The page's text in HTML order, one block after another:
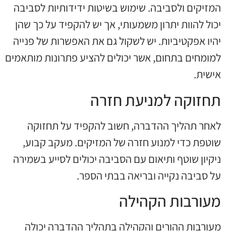
המזיקים ולסביבה. שימוש בשיטות ידידותיות לסביבה
יכול להוות יתרון משמעותי, אך יש להקפיד על כך שהן
יהיו אפקטיביות. יש לשקול גם את האפשרות של פנייה
למומחים בתחום, אשר יכולים להציע פתרונות מותאמים
אישית.
תחזוקה למניעת חזרה
לאחר תהליך ההדברה, חשוב להקפיד על תחזוקה
שוטפת כדי למנוע חזרה של המזיקים. מעקב קבוע,
ניקיון שוטף ותיאום עם הסביבה יכולים לסייע בשמירה
על סביבה נקייה ובריאה בבתי הספר.
מעורבות הקהילה
מעורבות ההורים והקהילה בתהליך ההדברה יכולה